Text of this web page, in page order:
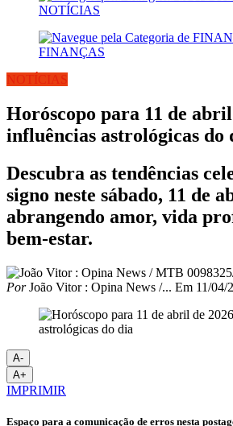
NOTÍCIAS
FINANÇAS
NOTÍCIAS
Horóscopo para 11 de
influências astrológicas do
Descubra as tendências
signo neste sábado, 11 de
abrangendo amor, vida
bem-estar.
PorJoão Vitor : Opina News /... Em 11/04/
A-
A+
IMPRIMIR
Espaço para a comunicação de erros nesta